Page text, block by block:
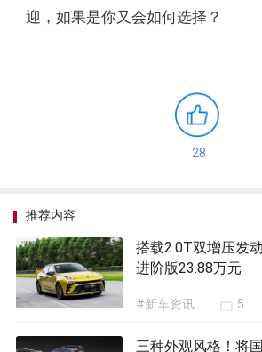
迎，如果是你又会如何选择？
28
推荐内容
搭载2.0T双增压发
进阶版23.88万元
#新车资讯 5
三种外观风格！将